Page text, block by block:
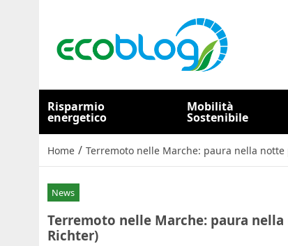
Risparmio
energetico
Mobilità
Sostenibile
Home / Terremoto nelle Marche: paura nella
News
Terremoto nelle Marche: paura
Richter)